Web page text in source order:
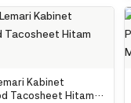
Kabinet
Tacosheet Hitam